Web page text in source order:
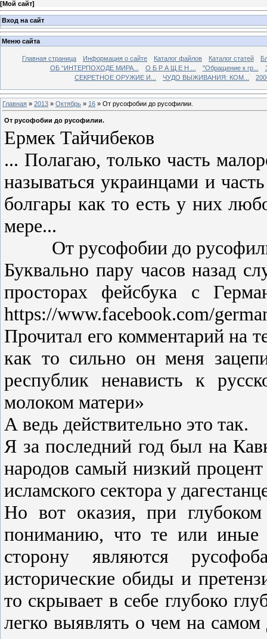
[Мой сайт]
Вход на сайт
Меню сайта
Главная страница Информация о сайте Каталог файлов Каталог статей
ОБ “ИНТЕРПОХОДЕ МИРА...
О Б Р А Щ Е Н ... "Обращение к гр...
СЕКРЕТНОЕ ОРУЖИЕ И...
ЧУДО ВЫЖИВАНИЯ: КОМ...
Главная » 2013 » Октябрь » 16 » От русофобии до русофилии.
От русофобии до русофилии.
Ермек Тайчибеков
... Полагаю, только часть
называться украинцами и
болгары как то есть у них
мере...
От русофобии до
Буквально пару часов назад
просторах фейсбука с
https://www.facebook.com/
Прочитал его комментарий на
как то сильно он меня
республик ненависть к
молоком матери»
А ведь действительно это так.
Я за последний год был на
народов самый низкий
исламского сектора у
Но вот оказия, при
пониманию, что те или
сторону являются
исторические обиды и
то скрывает в себе глубоко
легко выявлять о чем на